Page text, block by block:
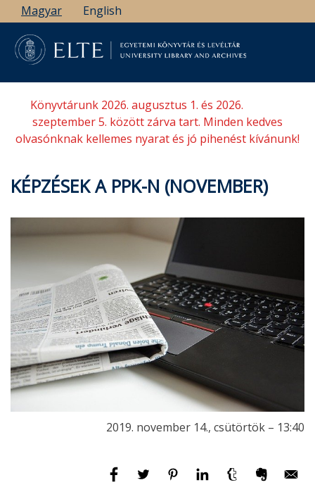
Ugrás
a
tartalomra
Magyar English
Könyvtárunk 2026. augusztus 1. és 2026.
szeptember 5. között zárva tart. Minden kedves
olvasónknak kellemes nyarat és jó pihenést kívánunk!
KÉPZÉSEK A PPK-N (NOVEMBER)
2019. november 14., csütörtök – 13:40